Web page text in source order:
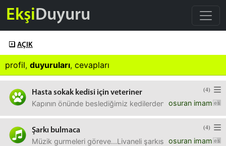
EkşiDuyuru
AÇIK
profil, duyuruları, cevapları
(4)
Hasta sokak kedisi için veteriner
osuran imam
Kapının önünde beslediğimiz kedilerden biri hastalandı.
(4)
Şarkı bulmaca
osuran imam
Müzik gurmeleri göreve...Livaneli şarkısı sanki bu ama